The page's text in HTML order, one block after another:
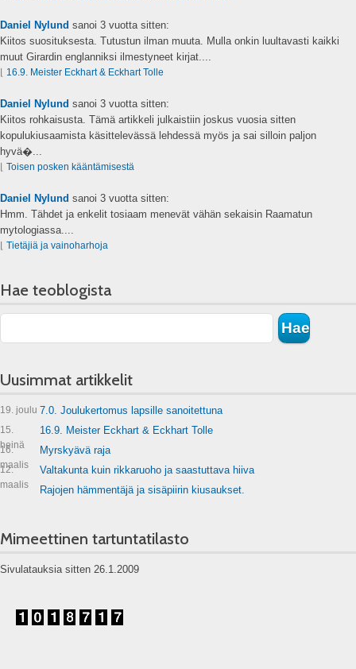
Daniel Nylund sanoi 3 vuotta sitten:
Kiitos suosituksesta. Tutustun ilman muuta. Mulla onkin luultavasti kaikki
muut Girardin englanniksi ilmestyneet kirjat....
⌊ 16.9. Meister Eckhart & Eckhart Tolle
Daniel Nylund sanoi 3 vuotta sitten:
Kiitos rohkaisusta. Tämä artikkeli julkaistiin joskus vuosia sitten
kopulukiusaamista käsittelevässä lehdessä myös ja sai silloin paljon
hyvä�...
⌊ Toisen posken kääntämisestä
Daniel Nylund sanoi 3 vuotta sitten:
Hmm. Tähdet ja enkelit tosiaam menevät vähän sekaisin Raamatun
mytologiassa....
⌊ Tietäjiä ja vainoharhoja
Hae teoblogista
Uusimmat artikkelit
19. joulu 7.0. Joulukertomus lapsille sanoitettuna
15.
heinä
16.9. Meister Eckhart & Eckhart Tolle
16.
maalis
Myrskyävä raja
12.
maalis
Valtakunta kuin rikkaruoho ja saastuttava hiiva
Rajojen hämmentäjä ja sisäpiirin kiusaukset.
Mimeettinen tartuntatilasto
Sivulatauksia sitten 26.1.2009